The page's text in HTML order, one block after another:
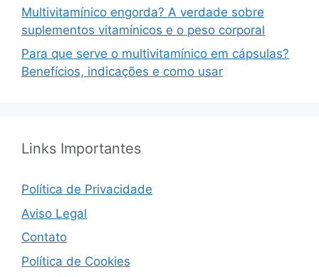
Multivitamínico engorda? A verdade sobre
suplementos vitamínicos e o peso corporal
Para que serve o multivitamínico em cápsulas?
Benefícios, indicações e como usar
Links Importantes
Política de Privacidade
Aviso Legal
Contato
Política de Cookies